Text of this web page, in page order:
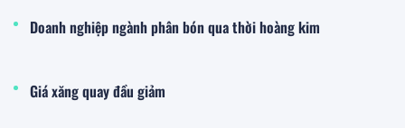
Doanh nghiệp ngành phân bón qua thời hoàng kim
Giá xăng quay đầu giảm